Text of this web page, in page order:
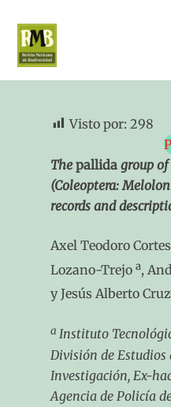
content
Visto por: 298
Thepallida group of
(Coleoptera:
records and
Axel Teodoro
Lozano-Trejo a,
y Jesús Alberto
a Instituto
División de Estudios
Investigación, Ex-
Agencia de Policía